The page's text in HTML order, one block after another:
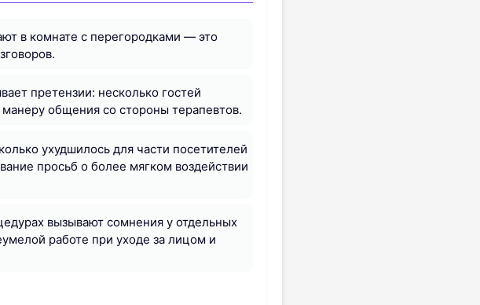
в комнате с перегородками — это
претензии: несколько гостей
общения со стороны терапевтов.
ухудшилось для части посетителей
просьб о более мягком воздействии
вызывают сомнения у отдельных
работе при уходе за лицом и